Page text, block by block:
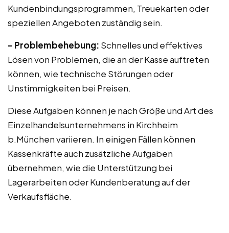
Kundenbindungsprogrammen, Treuekarten oder
speziellen Angeboten zuständig sein.
– Problembehebung: Schnelles und effektives
Lösen von Problemen, die an der Kasse auftreten
können, wie technische Störungen oder
Unstimmigkeiten bei Preisen.
Diese Aufgaben können je nach Größe und Art des
Einzelhandelsunternehmens in Kirchheim
b.München variieren. In einigen Fällen können
Kassenkräfte auch zusätzliche Aufgaben
übernehmen, wie die Unterstützung bei
Lagerarbeiten oder Kundenberatung auf der
Verkaufsfläche.